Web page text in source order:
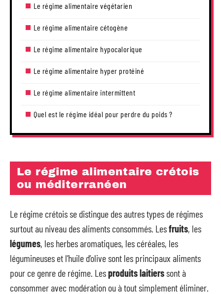
Le régime alimentaire végétarien
Le régime alimentaire cétogène
Le régime alimentaire hypocalorique
Le régime alimentaire hyper protéiné
Le régime alimentaire intermittent
Quel est le régime idéal pour perdre du poids ?
Le régime alimentaire crétois
ou méditerranéen
Le régime crétois se distingue des autres types de régimes
surtout au niveau des aliments consommés. Lesfruits, les
légumes, les herbes aromatiques, les céréales, les
légumineuses et l’huile d’olive sont les principaux aliments
pour ce genre de régime. Lesproduits laitierssont à
consommer avec modération ou à tout simplement éliminer.